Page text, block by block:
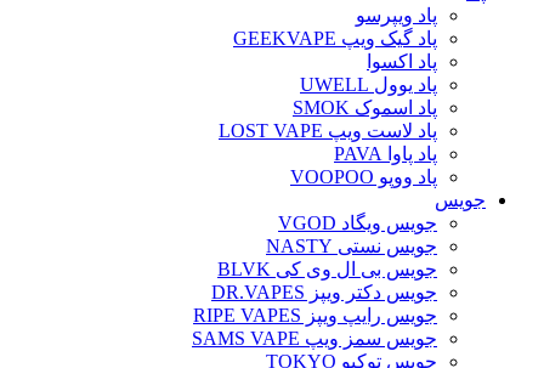
پاد ویپرسو
پاد گیک ویپ GEEKVAPE
پاد اکسوا
پاد یوول UWELL
پاد اسموک SMOK
پاد لاست ویپ LOST VAPE
پاد پاوا PAVA
پاد ووپو VOOPOO
جویس‌
جویس ویگاد VGOD
جویس نستی NASTY
جویس بی ال وی کی BLVK
جویس دکتر ویپز DR.VAPES
جویس رایپ ویپز RIPE VAPES
جویس سمز ویپ SAMS VAPE
جویس توکیو TOKYO